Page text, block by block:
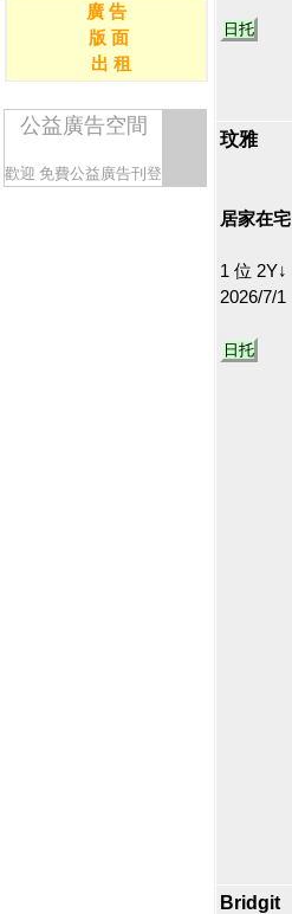
廣 告
版 面
出 租
公益廣告空間
歡迎 免費公益廣告刊登
日托
玟雅
居家在宅
1 位 2Y↓
2026/7/1
日托
Bridgit